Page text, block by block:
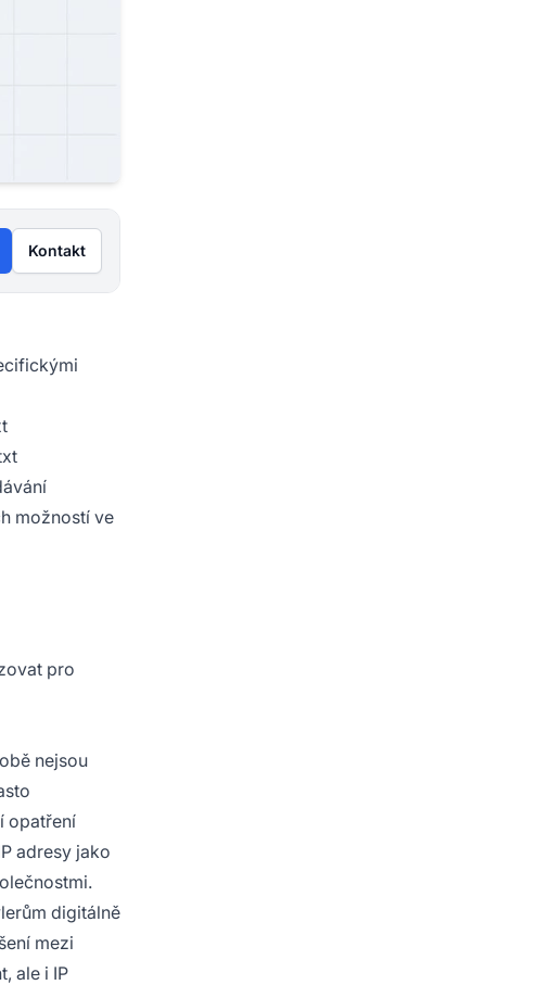
Kontakt
možností ve
pro
nejsou
opatření
adresy jako
digitálně
mezi
ale i IP